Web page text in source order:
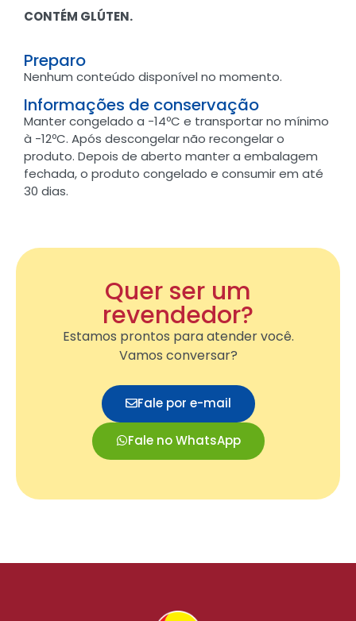
CONTÉM GLÚTEN.
Preparo
Nenhum conteúdo disponível no momento.
Informações de conservação
Manter congelado a -14ºC e transportar no mínimo
à -12ºC. Após descongelar não recongelar o
produto. Depois de aberto manter a embalagem
fechada, o produto congelado e consumir em até
30 dias.
Quer ser um
revendedor?
Estamos prontos para atender você.
Vamos conversar?
Fale por e-mail
Fale no WhatsApp